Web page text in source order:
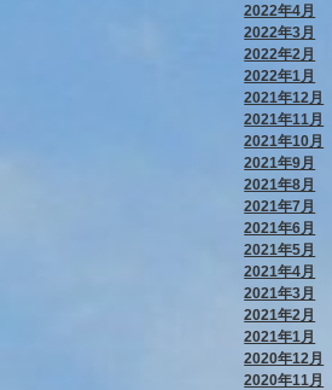
2022年4月
2022年3月
2022年2月
2022年1月
2021年12月
2021年11月
2021年10月
2021年9月
2021年8月
2021年7月
2021年6月
2021年5月
2021年4月
2021年3月
2021年2月
2021年1月
2020年12月
2020年11月